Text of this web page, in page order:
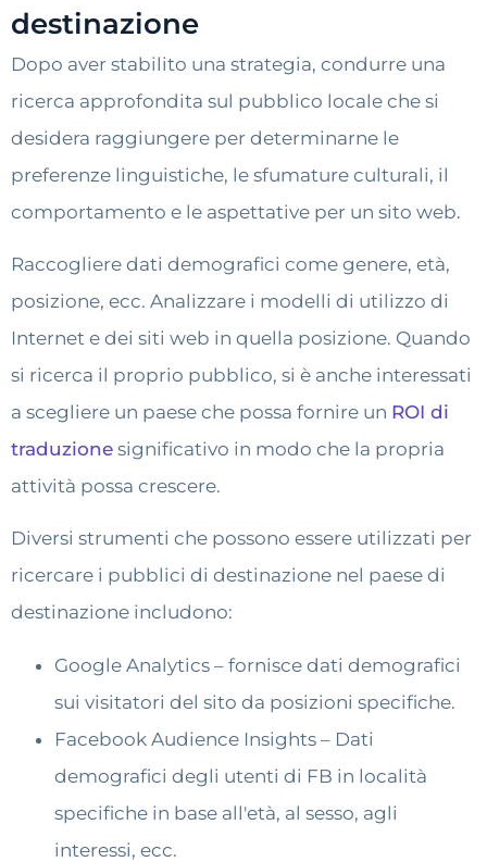
destinazione
Dopo aver stabilito una strategia, condurre una
ricerca approfondita sul pubblico locale che si
desidera raggiungere per determinarne le
preferenze linguistiche, le sfumature culturali, il
comportamento e le aspettative per un sito web.
Raccogliere dati demografici come genere, età,
posizione, ecc. Analizzare i modelli di utilizzo di
Internet e dei siti web in quella posizione. Quando
si ricerca il proprio pubblico, si è anche interessati
a scegliere un paese che possa fornire un ROI di
traduzione significativo in modo che la propria
attività possa crescere.
Diversi strumenti che possono essere utilizzati per
ricercare i pubblici di destinazione nel paese di
destinazione includono:
Google Analytics – fornisce dati demografici
sui visitatori del sito da posizioni specifiche.
Facebook Audience Insights – Dati
demografici degli utenti di FB in località
specifiche in base all'età, al sesso, agli
interessi, ecc.